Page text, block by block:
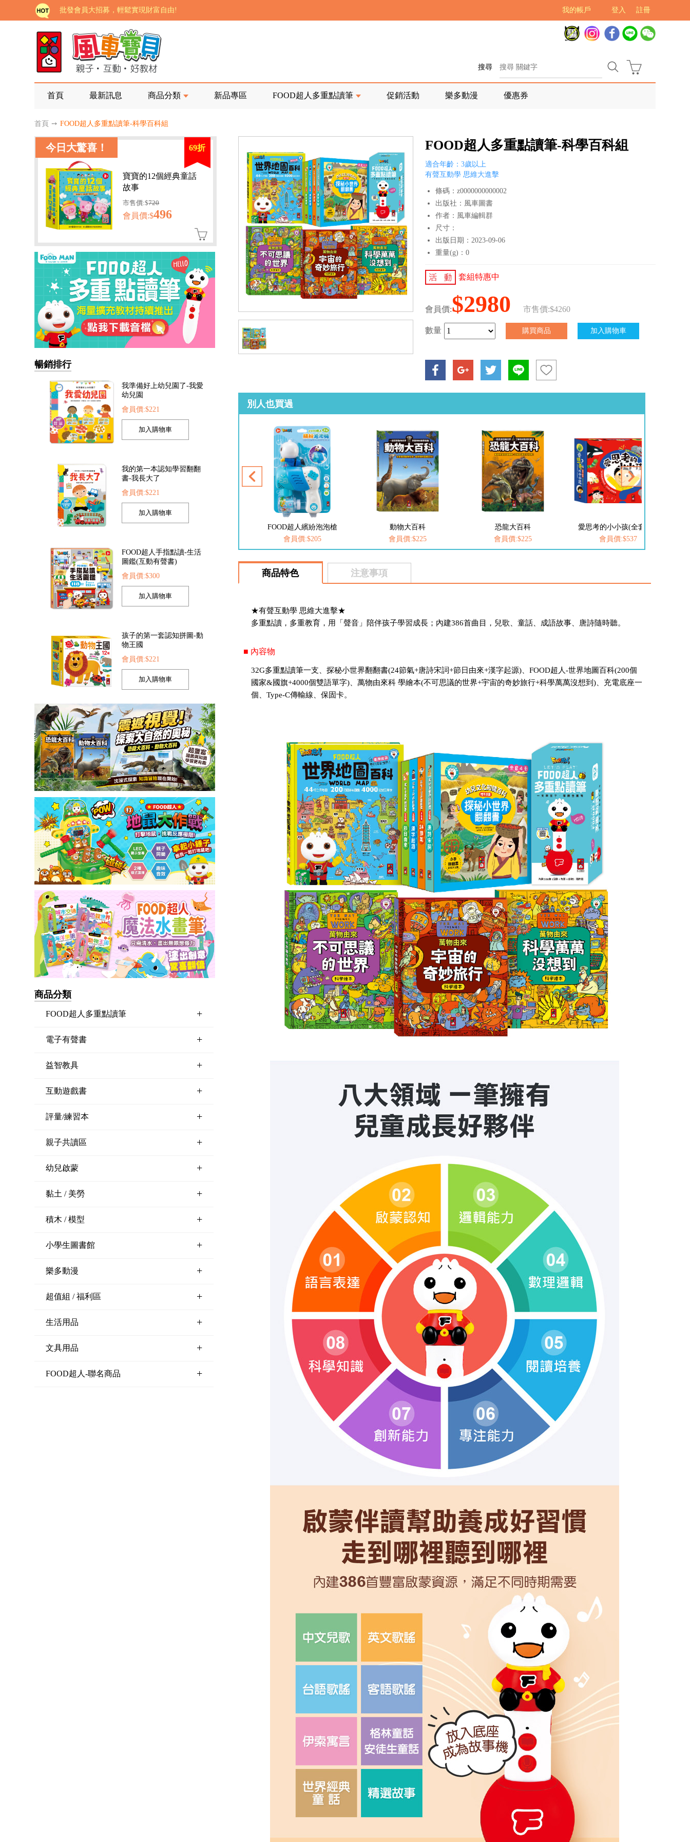
註冊
登入
我的帳戶
批發會員大招募，輕鬆實現財富自由!
如需更改或重開發票 需在訂單成立三天內通知客服 寄回發票需附上回郵郵票
老師您好!!幼教會員火熱招募中~
海外購物免煩惱！點我查看『海外購物流程說明』
家長樂了!「風車書版集團暨FOOD超人企業總部」目前正興建中!
老師您好!!幼教會員火熱招募中~
海外購物免煩惱！點我查看『海外購物流程說明』
搜尋
首頁 最新訊息 商品分類 新品專區 FOOD超人多重點讀筆 促銷活動 樂多動漫 優惠券
首頁 ➙ FOOD超人多重點讀筆-科學百科組
今日大驚喜！ 69折
寶寶的12個經典童話
故事
市售價:$720
會員價:$496
暢銷排行
我準備好上幼兒園了-我愛
幼兒園
會員價:$221
我的第一本認知學習翻翻
書-我長大了
會員價:$221
FOOD超人手指點讀-生活
圖鑑(互動有聲書)
會員價:$300
孩子的第一套認知拼圖-動
物王國
會員價:$221
商品分類
FOOD超人多重點讀筆 +
電子有聲書 +
益智教具 +
互動遊戲書 +
評量/練習本 +
親子共讀區 +
幼兒啟蒙 +
黏土 / 美勞 +
積木 / 模型 +
小學生圖書館 +
樂多動漫 +
超值組 / 福利區 +
生活用品 +
文具用品 +
FOOD超人-聯名商品 +
FOOD超人多重點讀筆-科學百科組
適合年齡：3歲以上
有聲互動學 思維大進擊
條碼：z0000000000002
出版社：風車圖書
作者：風車編輯群
尺寸：
出版日期：2023-09-06
重量(g)：0
套組特惠中
會員價:$2980 市售價:$4260
數量
別人也買過
FOOD超人探索點讀筆
FOOD超人繽紛泡泡槍
會員價:$205
動物大百科
會員價:$225
恐龍大百科
會員價:$225
愛思考的小小孩(全套8冊)
會員價:$537
商品特色 注意事項
★有聲互動學 思維大進擊★
多重點讀，多重教育，用「聲音」陪伴孩子學習成長；內建386首曲目，兒歌、童話、成語故事、唐詩隨時聽。
■ 內容物
32G多重點讀筆一支、探秘小世界翻翻書(24節氣+唐詩宋詞+節日由來+漢字起源)、FOOD超人-世界地圖百科(200個
國家&國旗+4000個雙語單字)、萬物由來科 學繪本(不可思議的世界+宇宙的奇妙旅行+科學萬萬沒想到)、充電底座一
個、Type-C傳輸線、保固卡。